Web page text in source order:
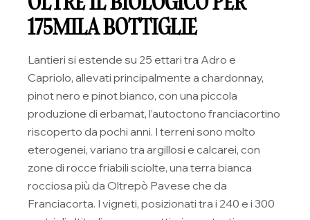
175MILA BOTTIGLIE
Lantieri si estende su 25 ettari tra Adro e
Capriolo, allevati principalmente a chardonnay,
pinot nero e pinot bianco, con una piccola
produzione di erbamat, l’autoctono franciacortino
riscoperto da pochi anni. I terreni sono molto
eterogenei, variano tra argillosi e calcarei, con
zone di rocce friabili sciolte, una terra bianca
rocciosa più da Oltrepò Pavese che da
Franciacorta. I vigneti, posizionati tra i 240 e i 300